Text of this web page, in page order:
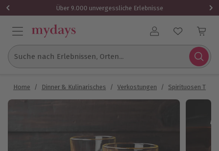
Über 9.000 unvergessliche Erlebnisse
Benutzerkonto
Suche nach Erlebnissen, Orten...
Home / Dinner & Kulinarisches / Verkostungen / Spirituosen